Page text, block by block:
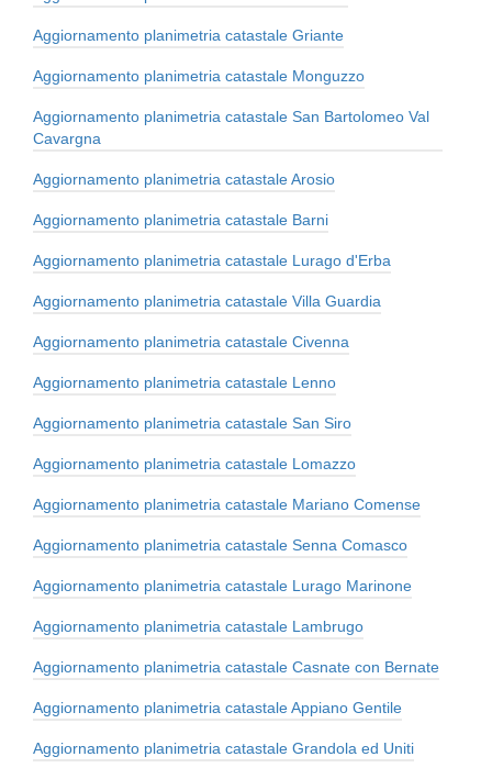
Aggiornamento planimetria catastale Griante
Aggiornamento planimetria catastale Monguzzo
Aggiornamento planimetria catastale San Bartolomeo Val
Cavargna
Aggiornamento planimetria catastale Arosio
Aggiornamento planimetria catastale Barni
Aggiornamento planimetria catastale Lurago d'Erba
Aggiornamento planimetria catastale Villa Guardia
Aggiornamento planimetria catastale Civenna
Aggiornamento planimetria catastale Lenno
Aggiornamento planimetria catastale San Siro
Aggiornamento planimetria catastale Lomazzo
Aggiornamento planimetria catastale Mariano Comense
Aggiornamento planimetria catastale Senna Comasco
Aggiornamento planimetria catastale Lurago Marinone
Aggiornamento planimetria catastale Lambrugo
Aggiornamento planimetria catastale Casnate con Bernate
Aggiornamento planimetria catastale Appiano Gentile
Aggiornamento planimetria catastale Grandola ed Uniti